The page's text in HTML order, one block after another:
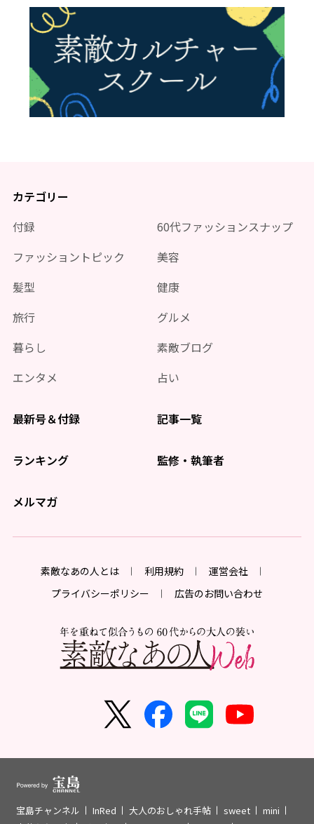
カテゴリー
付録
60代ファッションスナップ
ファッショントピック
美容
髪型
健康
旅行
グルメ
暮らし
素敵ブログ
エンタメ
占い
最新号＆付録 記事一覧
ランキング 監修・執筆者
メルマガ
素敵なあの人とは 利用規約
運営会社
プライバシーポリシー
広告のお問い合わせ
宝島チャンネル InRed 大人のおしゃれ手帖 sweet
mini